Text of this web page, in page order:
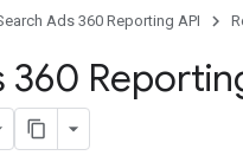
Ads 360 Reporting API
360